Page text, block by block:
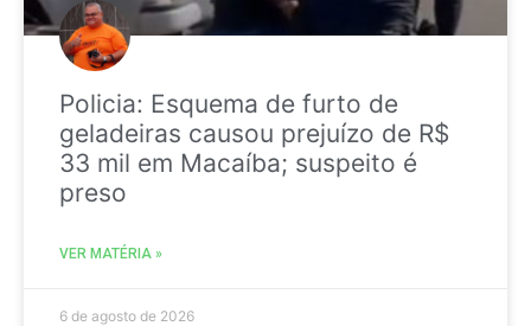
Policia: Esquema de furto de
geladeiras causou prejuízo de R$
33 mil em Macaíba; suspeito é
preso
VER MATÉRIA »
6 de agosto de 2026